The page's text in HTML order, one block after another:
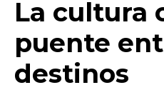
Sing up
La cultura
puente
destinos